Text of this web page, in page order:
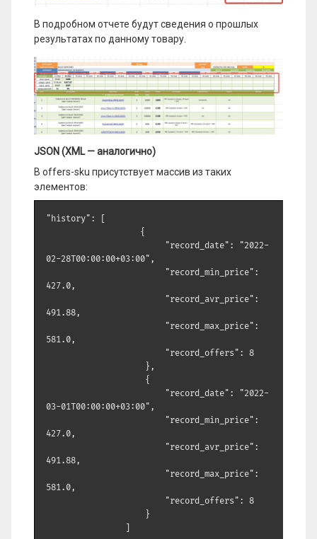
В подробном отчете будут сведения о прошлых
результатах по данному товару.
JSON (XML — аналогично)
В offers-sku присутствует массив из таких
элементов:
"history": [
02-28T00:00:00+03:00",
427.0,
491.88,
581.0,
03-01T00:00:00+03:00",
427.0,
491.88,
581.0,